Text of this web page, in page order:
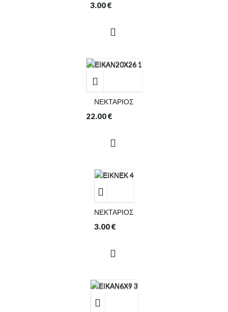
3.00€
ΝΕΚΤΑΡΙΟΣ
22.00€
ΝΕΚΤΑΡΙΟΣ
3.00€